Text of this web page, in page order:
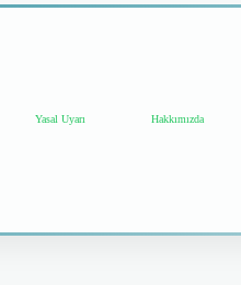
Yasal Uyarı Hakkımızda